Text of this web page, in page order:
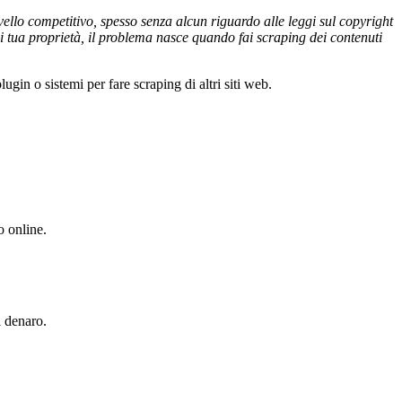
competitivo, spesso senza alcun riguardo alle leggi sul copyright
proprietà, il problema nasce quando fai scraping dei contenuti
o sistemi per fare scraping di altri siti web.
online.